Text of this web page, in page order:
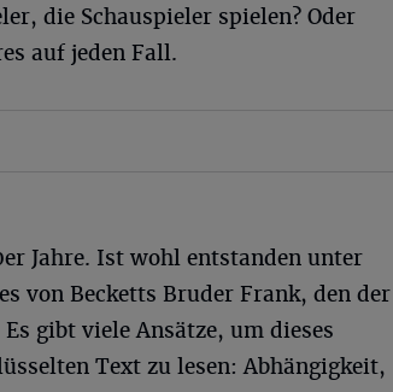
die Schauspieler spielen? Oder
auf jeden Fall.
Jahre. Ist wohl entstanden unter
von Becketts Bruder Frank, den der
gibt viele Ansätze, um dieses
Text zu lesen: Abhängigkeit,